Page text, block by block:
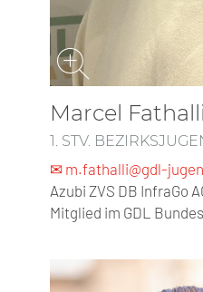
Marcel Fathalli
1. STV.
✉ m.fathalli@gdl-
Azubi ZVS DB InfraGo
Mitglied im GDL